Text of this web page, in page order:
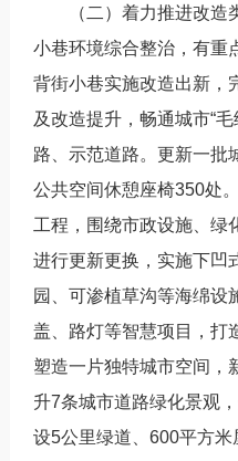
（二）着力推进改造
小巷环境综合整治，有重
背街小巷实施改造出新，
及改造提升，畅通城市“
路、示范道路。更新一批
公共空间休憩座椅350处
工程，围绕市政设施、绿
进行更新更换，实施下凹
园、可渗植草沟等海绵设
盖、路灯等智慧项目，打
塑造一片独特城市空间，
升7条城市道路绿化景观
设5公里绿道、600平方